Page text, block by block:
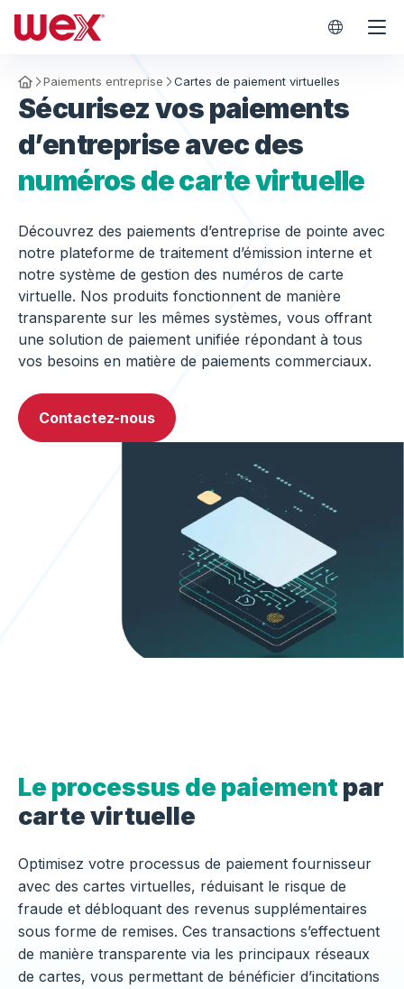
Homepage
Paiements entreprise Cartes de paiement virtuelles
Sécurisez vos paiements
d’entreprise avec des
numéros de carte virtuelle
Découvrez des paiements d’entreprise de pointe avec
notre plateforme de traitement d’émission interne et
notre système de gestion des numéros de carte
virtuelle. Nos produits fonctionnent de manière
transparente sur les mêmes systèmes, vous offrant
une solution de paiement unifiée répondant à tous
vos besoins en matière de paiements commerciaux.
Contactez-nous
Le processus de paiementpar
carte virtuelle
Optimisez votre processus de paiement fournisseur
avec des cartes virtuelles, réduisant le risque de
fraude et débloquant des revenus supplémentaires
sous forme de remises. Ces transactions s’effectuent
de manière transparente via les principaux réseaux
de cartes, vous permettant de bénéficier d’incitations